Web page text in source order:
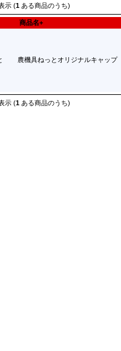
示 (1 ある商品のうち)
商品名+
農機具ねっとオリジナルキャップ
示 (1 ある商品のうち)